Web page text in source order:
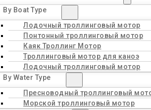
By Boat Type
Лодочный троллинговый мотор
Понтонный троллинговый мотор
Каяк Троллинг Мотор
Троллинговый мотор для каноэ
Лодочный троллинговый мотор
By Water Type
Пресноводный троллинговый
Морской троллинговый мотор